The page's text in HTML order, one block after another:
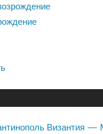
Византия —